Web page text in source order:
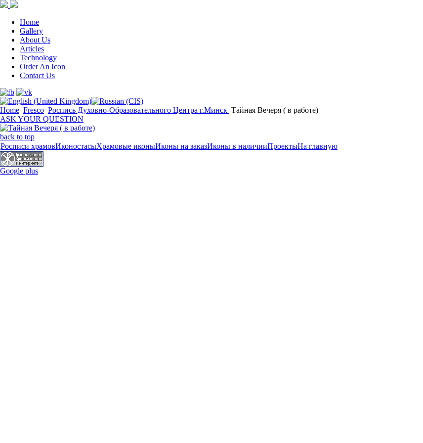
Home
Gallery
About Us
Articles
Technology
Order An Icon
Contact Us
Home Fresco Роспись Духовно-Образовательного Центра г.Минск Тайная Вечеря ( в работе)
ASK YOUR QUESTION
back to top
Росписи храмовИконостасыХрамовые иконыИконы на заказИконы в наличииПроектыНа главную
Google plus